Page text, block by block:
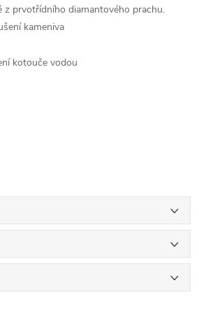
z prvotřídního diamantového prachu.
kameniva
kotouče vodou